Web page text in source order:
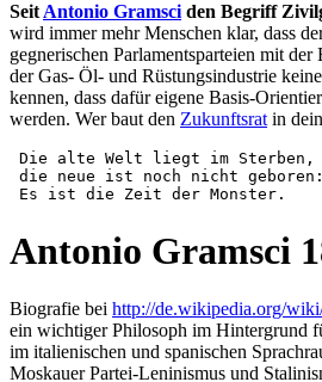
SeitAntonio Gramsciden Begriff
wird immer mehr Menschen klar, dass
gegnerischen Parlamentsparteien mit
der Gas- Öl- und Rüstungsindustrie
kennen, dass dafür eigene Basis-
werden. Wer baut den Zukunftsratin
Die alte Welt liegt im Sterben,
die neue ist noch nicht
Es ist die Zeit der Monster.
Antonio Gramsci
Biografie bei http://de.wikipedia.org/
ein wichtiger Philosoph im Hintergrund
im italienischen und spanischen
Moskauer Partei-Leninismus und